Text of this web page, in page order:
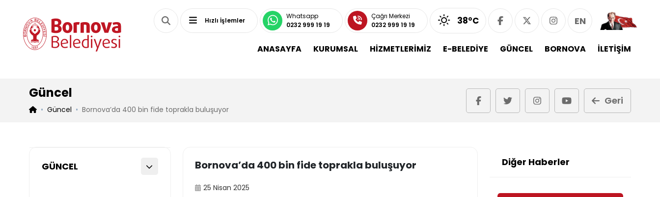
Hızlı İşlemler
Whatsapp
0232 999 19 19
Çağrı Merkezi
0232 999 19 19
38°C EN
ANASAYFA KURUMSAL HİZMETLERİMİZ E-BELEDİYE GÜNCEL BORNOVA İLETİŞİM
Güncel
Güncel Bornova’da 400 bin fide toprakla buluşuyor
Geri
GÜNCEL Bornova’da 400 bin fide toprakla buluşuyor
25 Nisan 2025
Diğer Haberler